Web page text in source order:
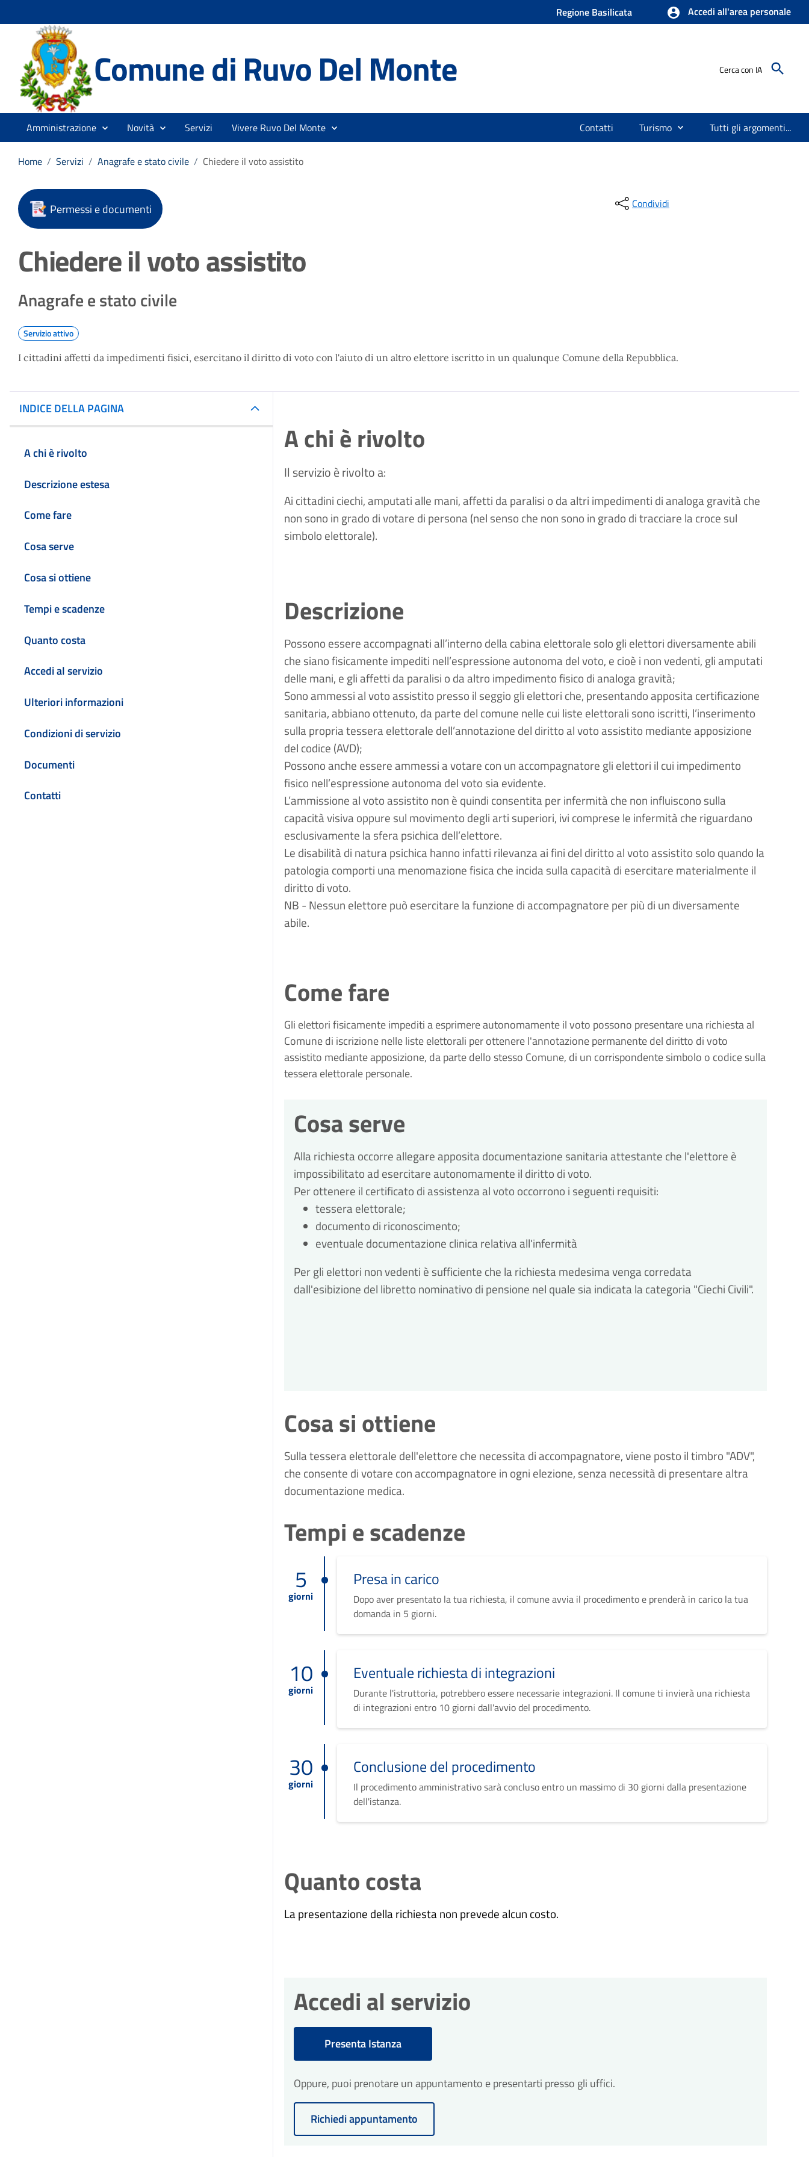
Regione Basilicata Accedi all'area personale
Comune di Ruvo Del Monte Cerca con IA
Amministrazione Novità Servizi Vivere Ruvo Del Monte Contatti Turismo Tutti gli argomenti...
Home / Servizi / Anagrafe e stato civile / Chiedere il voto assistito
Permessi e documenti Condividi
Chiedere il voto assistito
Anagrafe e stato civile
Servizio attivo
I cittadini affetti da impedimenti fisici, esercitano il diritto di voto con l'aiuto di un altro elettore iscritto in un qualunque Comune della Repubblica.
INDICE DELLA PAGINA
A chi è rivolto
Descrizione estesa
Come fare
Cosa serve
Cosa si ottiene
Tempi e scadenze
Quanto costa
Accedi al servizio
Ulteriori informazioni
Condizioni di servizio
Documenti
Contatti
A chi è rivolto
Il servizio è rivolto a:
Ai cittadini ciechi, amputati alle mani, affetti da paralisi o da altri impedimenti di analoga gravità che
non sono in grado di votare di persona (nel senso che non sono in grado di tracciare la croce sul
simbolo elettorale).
Descrizione
Possono essere accompagnati all’interno della cabina elettorale solo gli elettori diversamente abili
che siano fisicamente impediti nell’espressione autonoma del voto, e cioè i non vedenti, gli amputati
delle mani, e gli affetti da paralisi o da altro impedimento fisico di analoga gravità;
Sono ammessi al voto assistito presso il seggio gli elettori che, presentando apposita certificazione
sanitaria, abbiano ottenuto, da parte del comune nelle cui liste elettorali sono iscritti, l’inserimento
sulla propria tessera elettorale dell’annotazione del diritto al voto assistito mediante apposizione
del codice (AVD);
Possono anche essere ammessi a votare con un accompagnatore gli elettori il cui impedimento
fisico nell’espressione autonoma del voto sia evidente.
L’ammissione al voto assistito non è quindi consentita per infermità che non influiscono sulla
capacità visiva oppure sul movimento degli arti superiori, ivi comprese le infermità che riguardano
esclusivamente la sfera psichica dell’elettore.
Le disabilità di natura psichica hanno infatti rilevanza ai fini del diritto al voto assistito solo quando la
patologia comporti una menomazione fisica che incida sulla capacità di esercitare materialmente il
diritto di voto.
NB - Nessun elettore può esercitare la funzione di accompagnatore per più di un diversamente
abile.
Come fare
Gli elettori fisicamente impediti a esprimere autonomamente il voto possono presentare una richiesta al
Comune di iscrizione nelle liste elettorali per ottenere l'annotazione permanente del diritto di voto
assistito mediante apposizione, da parte dello stesso Comune, di un corrispondente simbolo o codice sulla
tessera elettorale personale.
Cosa serve
Alla richiesta occorre allegare apposita documentazione sanitaria attestante che l'elettore è
impossibilitato ad esercitare autonomamente il diritto di voto.
Per ottenere il certificato di assistenza al voto occorrono i seguenti requisiti:
tessera elettorale;
documento di riconoscimento;
eventuale documentazione clinica relativa all'infermità
Per gli elettori non vedenti è sufficiente che la richiesta medesima venga corredata
dall'esibizione del libretto nominativo di pensione nel quale sia indicata la categoria "Ciechi Civili".
Cosa si ottiene
Sulla tessera elettorale dell'elettore che necessita di accompagnatore, viene posto il timbro "ADV",
che consente di votare con accompagnatore in ogni elezione, senza necessità di presentare altra
documentazione medica.
Tempi e scadenze
5
giorni
Presa in carico
Dopo aver presentato la tua richiesta, il comune avvia il procedimento e prenderà in carico la tua
domanda in 5 giorni.
10
giorni
Eventuale richiesta di integrazioni
Durante l'istruttoria, potrebbero essere necessarie integrazioni. Il comune ti invierà una richiesta
di integrazioni entro 10 giorni dall'avvio del procedimento.
30
giorni
Conclusione del procedimento
Il procedimento amministrativo sarà concluso entro un massimo di 30 giorni dalla presentazione
dell'istanza.
Quanto costa
La presentazione della richiesta non prevede alcun costo.
Accedi al servizio
Presenta Istanza
Oppure, puoi prenotare un appuntamento e presentarti presso gli uffici.
Richiedi appuntamento